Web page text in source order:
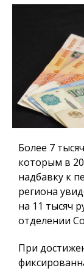
Более 7
которым в
надбавку к
региона
на 11 тысяч
отделении
При